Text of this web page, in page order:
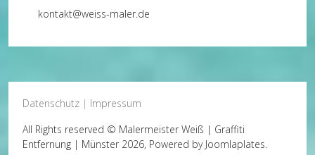
kontakt@weiss-maler.de
Datenschutz | Impressum
All Rights reserved © Malermeister Weiß | Graffiti
Entfernung | Münster 2026, Powered by Joomlaplates.